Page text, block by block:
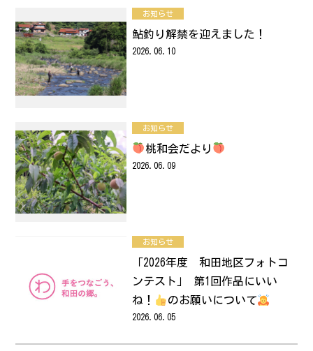
お知らせ
鮎釣り解禁を迎えました！
2026.06.10
お知らせ
桃和会だより
2026.06.09
お知らせ
「2026年度 和田地区フォトコ
ンテスト」 第1回作品にいい
ね！
のお願いについて
2026.06.05